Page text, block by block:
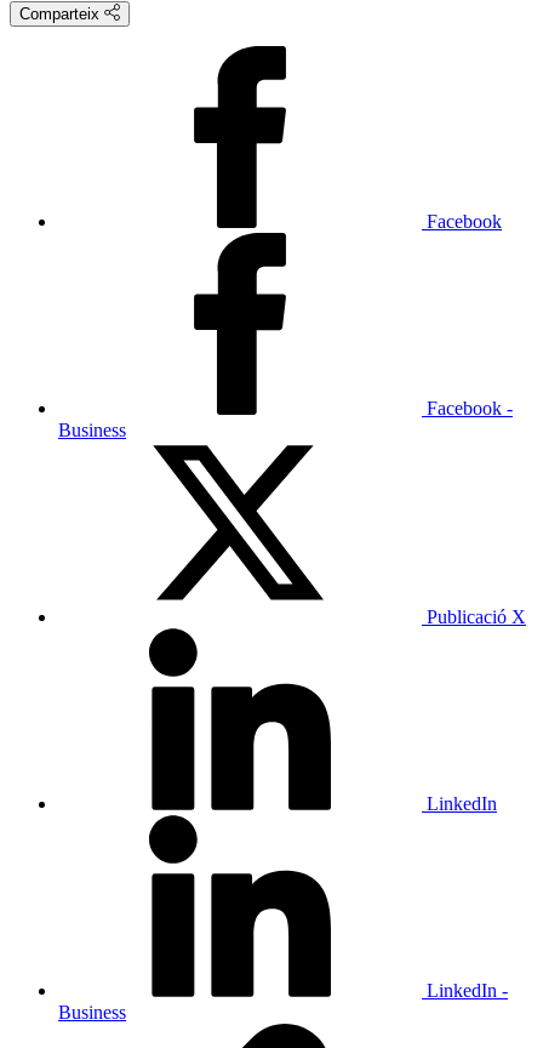
Comparteix
Facebook
Facebook -
Business
Publicació X
LinkedIn
LinkedIn -
Business